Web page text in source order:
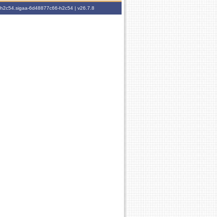
6d48877c66-h2c54 | v26.7.8